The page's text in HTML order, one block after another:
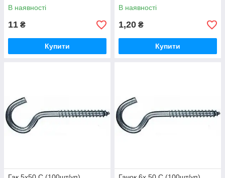
В наявності
11 ₴
Купити
В наявності
1,20 ₴
Купити